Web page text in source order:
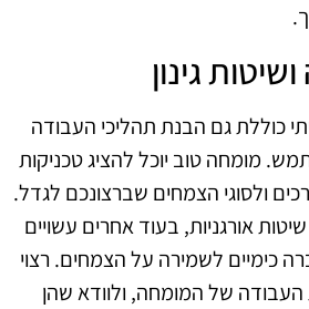
גינון
כוללת גם הבנת תהליכי העבודה
מומחה טוב יוכל להציג טכניקות
ולסוגי הצמחים שברצונכם לגדל.
אורגניות, בעוד אחרים עשויים
כימיים לשמירה על הצמחים. רצוי
של המומחה, ולוודא שהן